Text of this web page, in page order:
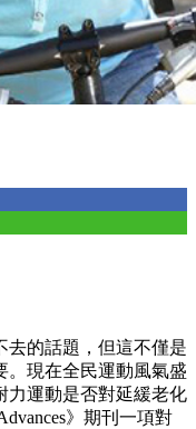
去的話題，但這不僅是
。現在全民運動風氣盛
力運動是否對延緩老化
》期刊一項對